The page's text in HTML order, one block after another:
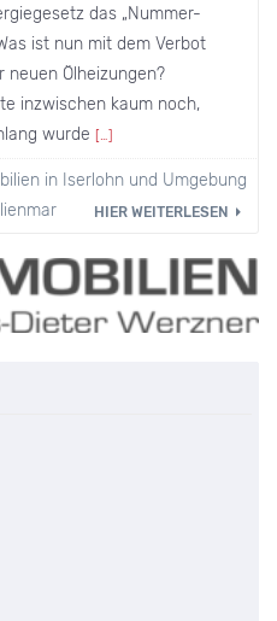
das „Nummer-
ist nun mit dem Verbot
neuen Ölheizungen?
inzwischen kaum noch,
wurde […]
in Iserlohn und Umgebung
Heizkosten
HIER WEITERLESEN